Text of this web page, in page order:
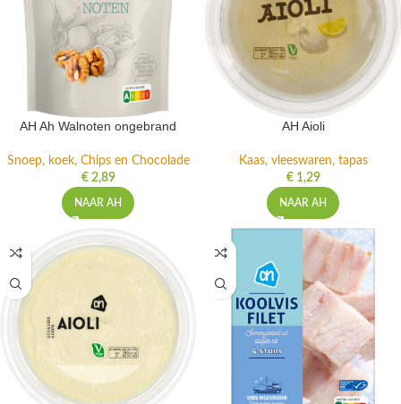
AH Ah Walnoten ongebrand
Snoep, koek, Chips en Chocolade
€2,89
NAAR AH
AH Aioli
Kaas, vleeswaren, tapas
€1,29
NAAR AH